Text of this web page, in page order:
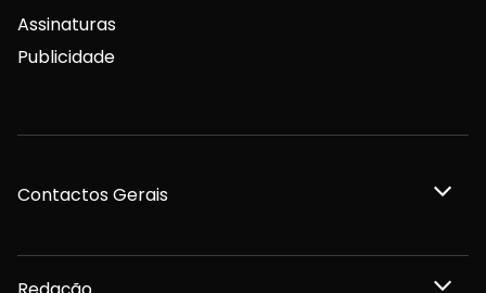
Assinaturas
Publicidade
Contactos Gerais